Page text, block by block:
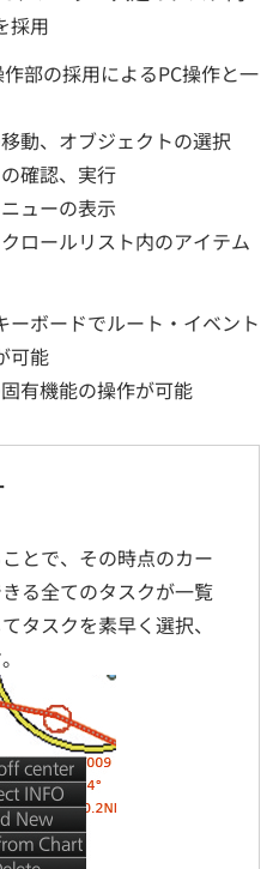
採用
部の採用によるPC操作と一
動、オブジェクトの選択
確認、実行
ューの表示
ロールリスト内のアイテム
ーボードでルート・イベント
可能
有機能の操作が可能
とで、その時点のカー
る全てのタスクが一覧
タスクを素早く選択、